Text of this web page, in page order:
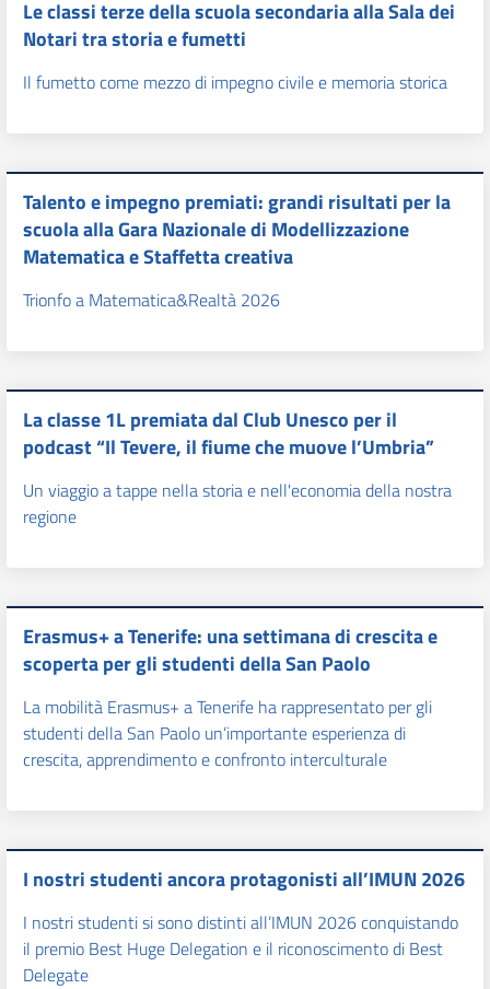
Le classi terze della scuola secondaria alla Sala dei
Notari tra storia e fumetti
Il fumetto come mezzo di impegno civile e memoria storica
Talento e impegno premiati: grandi risultati per la
scuola alla Gara Nazionale di Modellizzazione
Matematica e Staffetta creativa
Trionfo a Matematica&Realtà 2026
La classe 1L premiata dal Club Unesco per il
podcast “Il Tevere, il fiume che muove l’Umbria”
Un viaggio a tappe nella storia e nell'economia della nostra
regione
Erasmus+ a Tenerife: una settimana di crescita e
scoperta per gli studenti della San Paolo
La mobilità Erasmus+ a Tenerife ha rappresentato per gli
studenti della San Paolo un’importante esperienza di
crescita, apprendimento e confronto interculturale
I nostri studenti ancora protagonisti all’IMUN 2026
I nostri studenti si sono distinti all’IMUN 2026 conquistando
il premio Best Huge Delegation e il riconoscimento di Best
Delegate